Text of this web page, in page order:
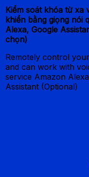
Kiểm soát khóa từ xa
khiển bằng giọng nói
Alexa, Google
chọn)
Remotely control
and can work with
service Amazon
Assistant (Optional)